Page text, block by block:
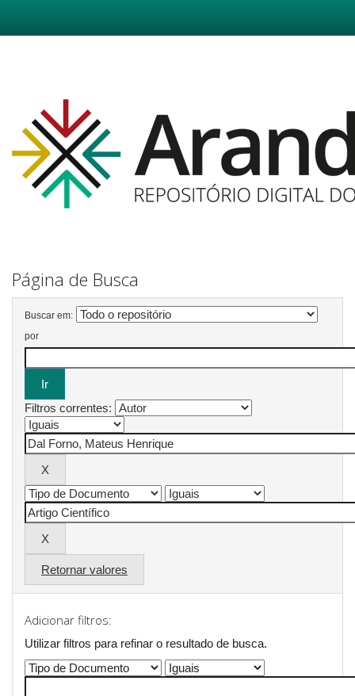
Página de Busca
Buscar em:
por
Filtros correntes:
Retornar valores
Adicionar filtros:
Utilizar filtros para refinar o resultado de busca.